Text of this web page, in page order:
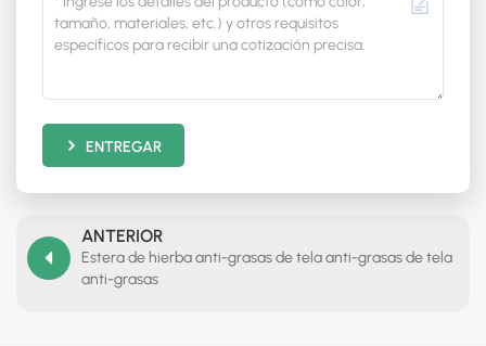
ENTREGAR
ANTERIOR
Estera de hierba anti-grasas de tela anti-grasas de tela
anti-grasas